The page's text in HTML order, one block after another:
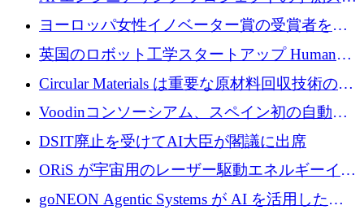
基金を立ち上げる
ートアップ Cascade が a16z アクセラレータか
らの支援を獲得
ヨーロッパ女性イノベーター賞の受賞者を紹
介します
英国のロボット工学スタートアップ Humanoid
がシリーズ A 1 億 5,200 万ドルで評価額 13 億
5,000 万ドルに到達
Circular Materials は重要な原材料回収技術の拡
張に 1,180 万ユーロを確保
Voodinコンソーシアム、スペイン初の自動木
製ブレード工場の建設にEU補助金4,800万ユ
ーロを確保
DSIT廃止を受けてAI大臣が閣議に出席
ORiS が宇宙用のレーザー駆動エネルギーイン
フラの構築に 500 万ユーロを調達
goNEON Agentic Systems が AI を活用したイ